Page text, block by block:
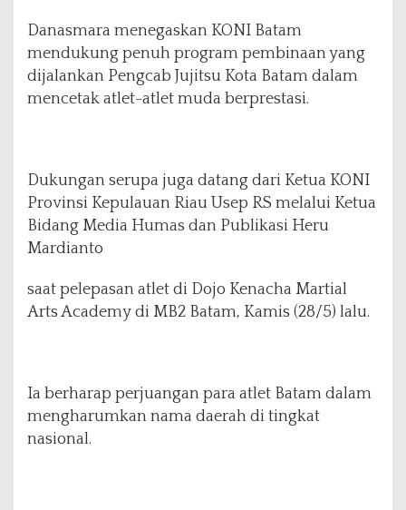
Danasmara menegaskan KONI Batam
mendukung penuh program pembinaan yang
dijalankan Pengcab Jujitsu Kota Batam dalam
mencetak atlet-atlet muda berprestasi.
Dukungan serupa juga datang dari Ketua KONI
Provinsi Kepulauan Riau Usep RS melalui Ketua
Bidang Media Humas dan Publikasi Heru
Mardianto
saat pelepasan atlet di Dojo Kenacha Martial
Arts Academy di MB2 Batam, Kamis (28/5) lalu.
Ia berharap perjuangan para atlet Batam dalam
mengharumkan nama daerah di tingkat
nasional.